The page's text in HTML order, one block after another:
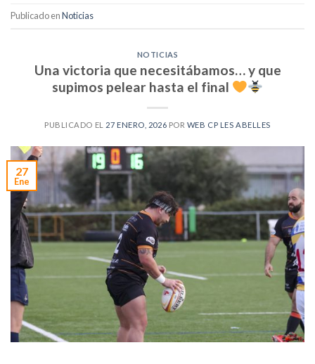
Publicado enNoticias
NOTICIAS
Una victoria que necesitábamos… y que
supimos pelear hasta el final
PUBLICADO EL 27 ENERO, 2026 POR WEB CP LES ABELLES
27
Ene